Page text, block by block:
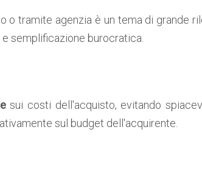
tramite agenzia è un tema di grande
semplificazione burocratica.
sui costi dell'acquisto, evitando
sul budget dell'acquirente.